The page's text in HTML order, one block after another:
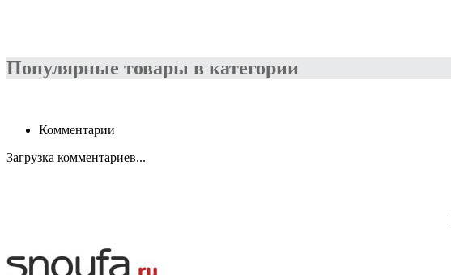
Популярные товары в категории
Комментарии
Загрузка комментариев...